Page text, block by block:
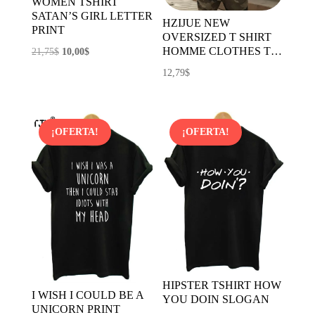
SATAN’S GIRL LETTER
PRINT
21,75$ El
10,00$El
10,00$.
HZIJUE NEW
OVERSIZED T SHIRT
HOMME CLOTHES T…
12,79$
¡OFERTA!
I WISH I COULD BE A
UNICORN PRINT
¡OFERTA!
HIPSTER TSHIRT HOW
YOU DOIN SLOGAN